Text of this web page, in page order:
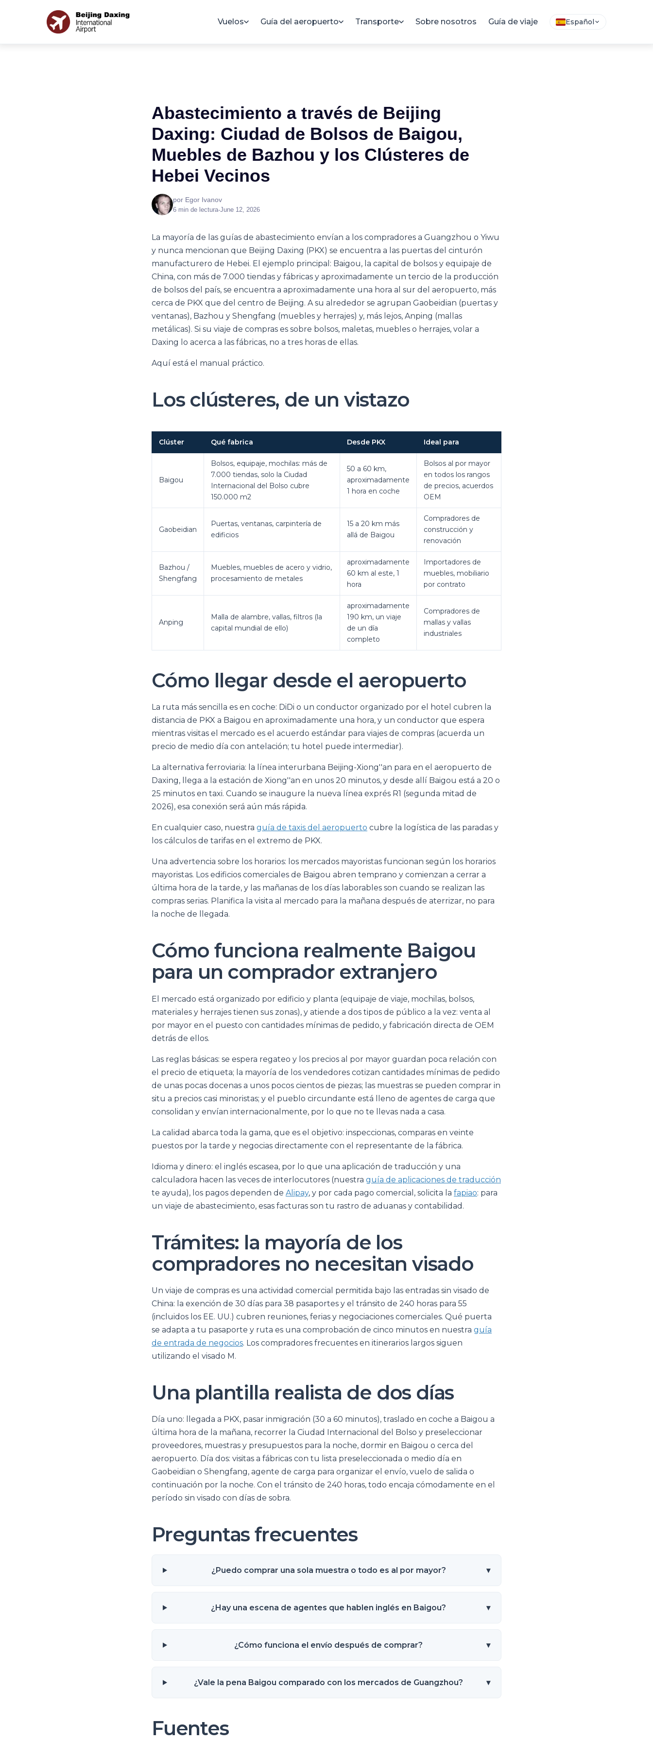
Vuelos Guía del aeropuerto Transporte Sobre nosotros Guía de viaje Español
Abastecimiento a través de Beijing
Daxing: Ciudad de Bolsos de Baigou,
Muebles de Bazhou y los Clústeres de
Hebei Vecinos
por Egor Ivanov
6 min de lectura•June 12, 2026
La mayoría de las guías de abastecimiento envían a los compradores a Guangzhou o Yiwu
y nunca mencionan que Beijing Daxing (PKX) se encuentra a las puertas del cinturón
manufacturero de Hebei. El ejemplo principal: Baigou, la capital de bolsos y equipaje de
China, con más de 7.000 tiendas y fábricas y aproximadamente un tercio de la producción
de bolsos del país, se encuentra a aproximadamente una hora al sur del aeropuerto, más
cerca de PKX que del centro de Beijing. A su alrededor se agrupan Gaobeidian (puertas y
ventanas), Bazhou y Shengfang (muebles y herrajes) y, más lejos, Anping (mallas
metálicas). Si su viaje de compras es sobre bolsos, maletas, muebles o herrajes, volar a
Daxing lo acerca a las fábricas, no a tres horas de ellas.
Aquí está el manual práctico.
Los clústeres, de un vistazo
Clúster Qué fabrica Desde PKX Ideal para
Baigou
Bolsos, equipaje, mochilas: más de
7.000 tiendas, solo la Ciudad
Internacional del Bolso cubre
150.000 m2
50 a 60 km,
aproximadamente
1 hora en coche
Bolsos al por mayor
en todos los rangos
de precios, acuerdos
OEM
Gaobeidian
Puertas, ventanas, carpintería de
edificios
15 a 20 km más
allá de Baigou
Compradores de
construcción y
renovación
Bazhou /
Shengfang
Muebles, muebles de acero y vidrio,
procesamiento de metales
aproximadamente
60 km al este, 1
hora
Importadores de
muebles, mobiliario
por contrato
Anping
Malla de alambre, vallas, filtros (la
capital mundial de ello)
aproximadamente
190 km, un viaje
de un día
completo
Compradores de
mallas y vallas
industriales
Cómo llegar desde el aeropuerto
La ruta más sencilla es en coche: DiDi o un conductor organizado por el hotel cubren la
distancia de PKX a Baigou en aproximadamente una hora, y un conductor que espera
mientras visitas el mercado es el acuerdo estándar para viajes de compras (acuerda un
precio de medio día con antelación; tu hotel puede intermediar).
La alternativa ferroviaria: la línea interurbana Beijing-Xiong''an para en el aeropuerto de
Daxing, llega a la estación de Xiong''an en unos 20 minutos, y desde allí Baigou está a 20 o
25 minutos en taxi. Cuando se inaugure la nueva línea exprés R1 (segunda mitad de
2026), esa conexión será aún más rápida.
En cualquier caso, nuestra guía de taxis del aeropuerto cubre la logística de las paradas y
los cálculos de tarifas en el extremo de PKX.
Una advertencia sobre los horarios: los mercados mayoristas funcionan según los horarios
mayoristas. Los edificios comerciales de Baigou abren temprano y comienzan a cerrar a
última hora de la tarde, y las mañanas de los días laborables son cuando se realizan las
compras serias. Planifica la visita al mercado para la mañana después de aterrizar, no para
la noche de llegada.
Cómo funciona realmente Baigou
para un comprador extranjero
El mercado está organizado por edificio y planta (equipaje de viaje, mochilas, bolsos,
materiales y herrajes tienen sus zonas), y atiende a dos tipos de público a la vez: venta al
por mayor en el puesto con cantidades mínimas de pedido, y fabricación directa de OEM
detrás de ellos.
Las reglas básicas: se espera regateo y los precios al por mayor guardan poca relación con
el precio de etiqueta; la mayoría de los vendedores cotizan cantidades mínimas de pedido
de unas pocas docenas a unos pocos cientos de piezas; las muestras se pueden comprar in
situ a precios casi minoristas; y el pueblo circundante está lleno de agentes de carga que
consolidan y envían internacionalmente, por lo que no te llevas nada a casa.
La calidad abarca toda la gama, que es el objetivo: inspeccionas, comparas en veinte
puestos por la tarde y negocias directamente con el representante de la fábrica.
Idioma y dinero: el inglés escasea, por lo que una aplicación de traducción y una
calculadora hacen las veces de interlocutores (nuestra guía de aplicaciones de traducción
te ayuda), los pagos dependen de Alipay, y por cada pago comercial, solicita la fapiao: para
un viaje de abastecimiento, esas facturas son tu rastro de aduanas y contabilidad.
Trámites: la mayoría de los
compradores no necesitan visado
Un viaje de compras es una actividad comercial permitida bajo las entradas sin visado de
China: la exención de 30 días para 38 pasaportes y el tránsito de 240 horas para 55
(incluidos los EE. UU.) cubren reuniones, ferias y negociaciones comerciales. Qué puerta
se adapta a tu pasaporte y ruta es una comprobación de cinco minutos en nuestra guía
de entrada de negocios. Los compradores frecuentes en itinerarios largos siguen
utilizando el visado M.
Una plantilla realista de dos días
Día uno: llegada a PKX, pasar inmigración (30 a 60 minutos), traslado en coche a Baigou a
última hora de la mañana, recorrer la Ciudad Internacional del Bolso y preseleccionar
proveedores, muestras y presupuestos para la noche, dormir en Baigou o cerca del
aeropuerto. Día dos: visitas a fábricas con tu lista preseleccionada o medio día en
Gaobeidian o Shengfang, agente de carga para organizar el envío, vuelo de salida o
continuación por la noche. Con el tránsito de 240 horas, todo encaja cómodamente en el
período sin visado con días de sobra.
Preguntas frecuentes
¿Puedo comprar una sola muestra o todo es al por mayor? ▾
¿Hay una escena de agentes que hablen inglés en Baigou? ▾
¿Cómo funciona el envío después de comprar? ▾
¿Vale la pena Baigou comparado con los mercados de Guangzhou? ▾
Fuentes